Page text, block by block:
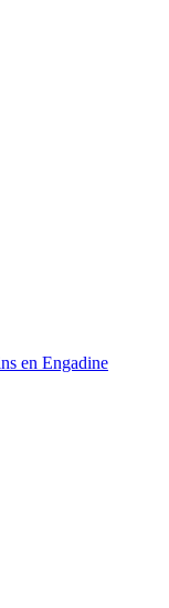
en Engadine